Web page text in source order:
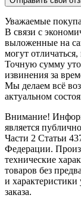
Уважаемые
В связи с
выложенные на
могут
Точную сумму
извинения за
Мы делаем всё
актуальном
Внимание!
является
Части 2 Статьи
Федерации.
технические
товаров без
и
заказа.